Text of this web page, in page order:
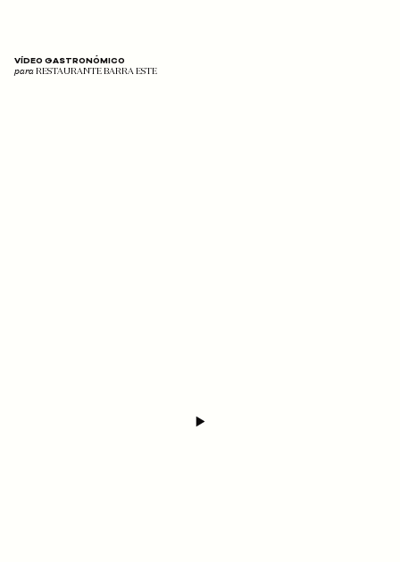
VÍDEO GASTRONÓMICO
para RESTAURANTE BARRA ESTE